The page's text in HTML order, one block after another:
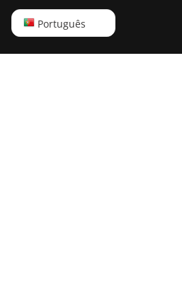
Português
English